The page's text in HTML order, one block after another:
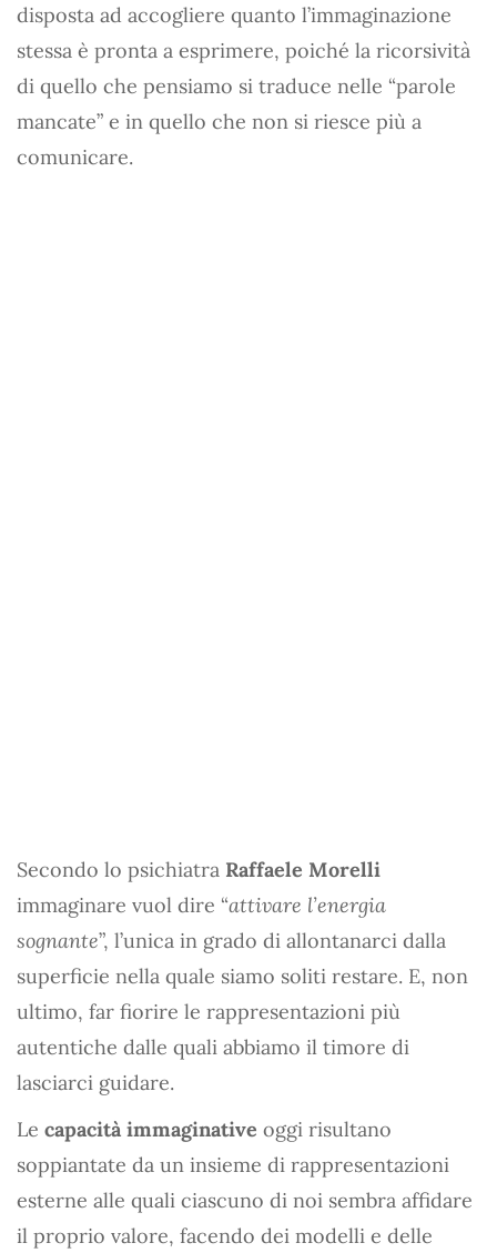
disposta ad accogliere quanto l’immaginazione
stessa è pronta a esprimere, poiché la ricorsività
di quello che pensiamo si traduce nelle “parole
mancate” e in quello che non si riesce più a
comunicare.
Secondo lo psichiatra Raffaele Morelli
immaginare vuol dire “attivare l’energia
sognante”, l’unica in grado di allontanarci dalla
superficie nella quale siamo soliti restare. E, non
ultimo, far fiorire le rappresentazioni più
autentiche dalle quali abbiamo il timore di
lasciarci guidare.
Le capacità immaginative oggi risultano
soppiantate da un insieme di rappresentazioni
esterne alle quali ciascuno di noi sembra affidare
il proprio valore, facendo dei modelli e delle